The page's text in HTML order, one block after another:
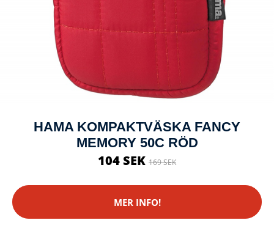
HAMA KOMPAKTVÄSKA FANCY
MEMORY 50C RÖD
104 SEK 169 SEK
MER INFO!